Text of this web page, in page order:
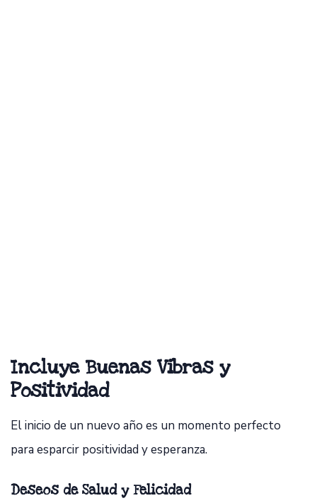
Incluye Buenas Vibras y
Positividad
El inicio de un nuevo año es un momento perfecto
para esparcir positividad y esperanza.
Deseos de Salud y Felicidad